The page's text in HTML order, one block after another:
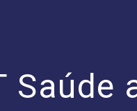
Saúde